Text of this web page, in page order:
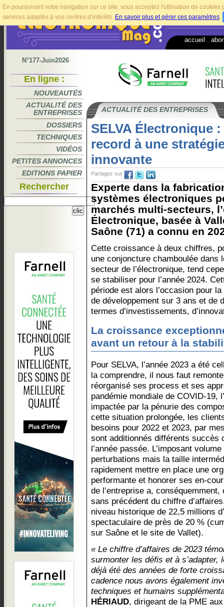
En poursuivant votre navigation sur ce site, vous acceptez l'utilisation de
services adaptés à vos centres d'intérêts. En savoir plus et gérer ces paramètres.
accueil
N°177-Juin2026
En ligne :
NOUVEAUTÉS
ACTUALITÉ DES
ENTREPRISES
DOSSIERS
TECHNIQUES
VIDÉOS
PETITES ANNONCES
EDITIONS PAPIER
Rechercher
ACTUALITÉ DES ENTREPRISES
SELVA Électronique
record à une
innovante
Partagez sur
Experte dans la
systèmes électroniques
marchés multi-secteurs,
Électronique, basée à
Saône (71) a connu en
Cette croissance à deux chiffres,
une conjoncture chamboulée dans
secteur de l’électronique, tend
se stabiliser pour l’année 2024.
période est alors l’occasion pour
de développement sur 3 ans et de
termes d’investissements,
La croissance
avant un retour à la
Pour SELVA, l’année 2023 a été
la comprendre, il nous faut
réorganisé ses process et ses
pandémie mondiale de COVID-19,
impactée par la pénurie des
cette situation prolongée, les
besoins pour 2022 et 2023, par
sont additionnés différents succès
l’année passée. L’imposant
perturbations mais la taille
rapidement mettre en place une
performante et honorer ses en-
de l’entreprise a,
sans précédent du chiffre
niveau historique de 22,5 millions
spectaculaire de près de 20 %
sur Saône et le site de Vallet).
« Le chiffre d’affaires de 2023
surmonter les défis et à s’adapter,
déjà été des années de forte
cadence nous avons également
techniques et humains
HÉRIAUD, dirigeant de la PME